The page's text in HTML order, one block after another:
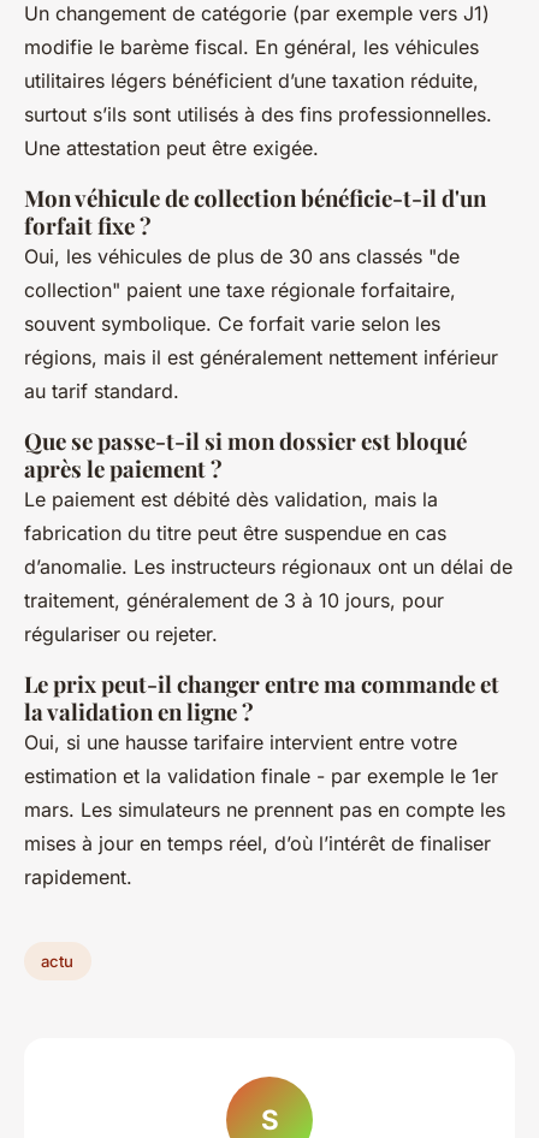
Un changement de catégorie (par exemple vers J1)
modifie le barème fiscal. En général, les véhicules
utilitaires légers bénéficient d’une taxation réduite,
surtout s’ils sont utilisés à des fins professionnelles.
Une attestation peut être exigée.
Mon véhicule de collection bénéficie-t-il d'un
forfait fixe ?
Oui, les véhicules de plus de 30 ans classés "de
collection" paient une taxe régionale forfaitaire,
souvent symbolique. Ce forfait varie selon les
régions, mais il est généralement nettement inférieur
au tarif standard.
Que se passe-t-il si mon dossier est bloqué
après le paiement ?
Le paiement est débité dès validation, mais la
fabrication du titre peut être suspendue en cas
d’anomalie. Les instructeurs régionaux ont un délai de
traitement, généralement de 3 à 10 jours, pour
régulariser ou rejeter.
Le prix peut-il changer entre ma commande et
la validation en ligne ?
Oui, si une hausse tarifaire intervient entre votre
estimation et la validation finale - par exemple le 1er
mars. Les simulateurs ne prennent pas en compte les
mises à jour en temps réel, d’où l’intérêt de finaliser
rapidement.
actu
S